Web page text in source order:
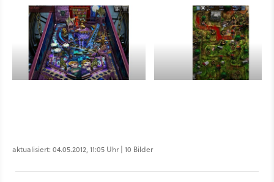
aktualisiert: 04.05.2012, 11:05 Uhr | 10 Bilder